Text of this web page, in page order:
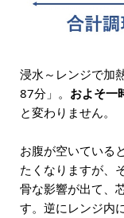
浸水～レンジで加
87分」。 およそ一
と変わりません。
お腹が空いている
たくなりますが、
骨な影響が出て、
す。逆にレンジ内